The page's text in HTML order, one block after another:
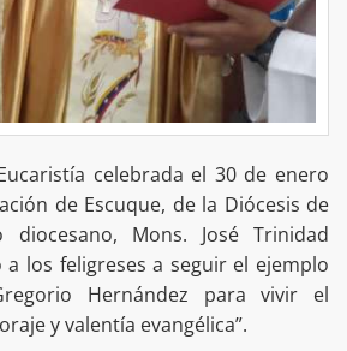
celebrada el 30 de enero
de Escuque, de la Diócesis de
Mons. José Trinidad
a los feligreses a seguir el ejemplo
Hernández para vivir el
y valentía evangélica”.